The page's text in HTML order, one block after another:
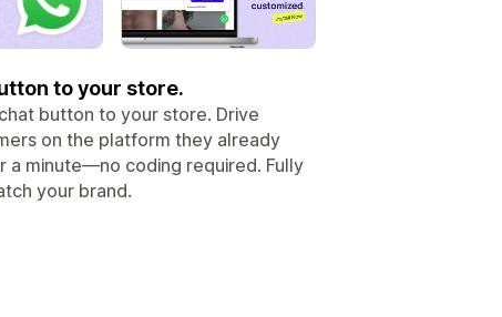
to your store.
button to your store. Drive
on the platform they already
a minute—no coding required. Fully
your brand.